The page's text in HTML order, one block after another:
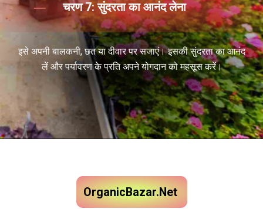
इसे अपनी बालकनी, छत या दीवार पर सजाएं। इसकी सुंदरता का आनंद
लें और पर्यावरण के प्रति अपने योगदान को महसूस करें।
चरण 7: सुंदरता का आनंद लेना
OrganicBazar.Net